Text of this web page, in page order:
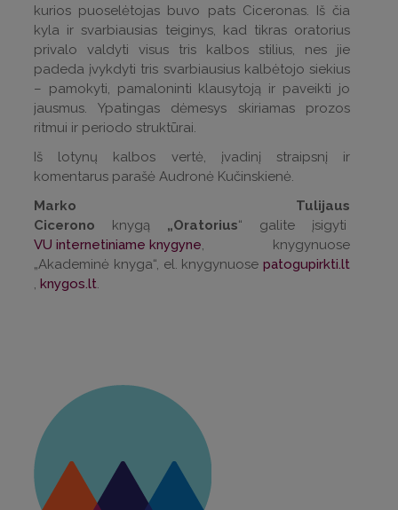
kurios puoselėtojas buvo pats Ciceronas. Iš čia
kyla ir svarbiausias teiginys, kad tikras oratorius
privalo valdyti visus tris kalbos stilius, nes jie
padeda įvykdyti tris svarbiausius kalbėtojo siekius
– pamokyti, pamaloninti klausytoją ir paveikti jo
jausmus. Ypatingas dėmesys skiriamas prozos
ritmui ir periodo struktūrai.
Iš lotynų kalbos vertė, įvadinį straipsnį ir
komentarus parašė Audronė Kučinskienė.
Marko Tulijaus
Cicerono knygą „Oratorius“ galite įsigyti
VU internetiniame knygyne , knygynuose
„Akademinė knyga“, el. knygynuose patogupirkti.lt
knygos.lt